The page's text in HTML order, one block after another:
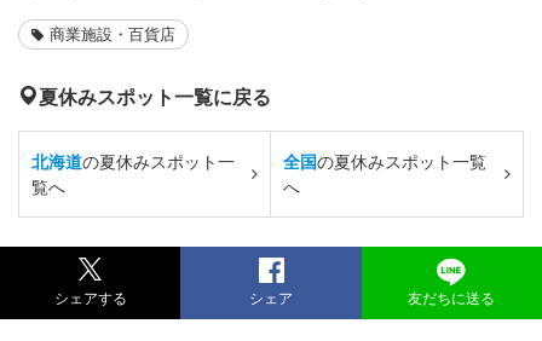
商業施設・百貨店
夏休みスポット一覧に戻る
北海道の夏休みスポット一
覧へ
全国の夏休みスポット一覧
へ
シェアする シェア 友だちに送る